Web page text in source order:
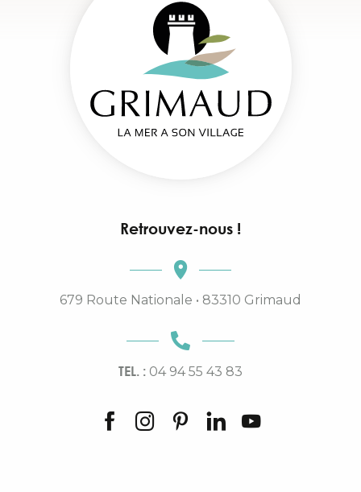
Retrouvez-nous !
679 Route Nationale • 83310 Grimaud
TEL. : 04 94 55 43 83